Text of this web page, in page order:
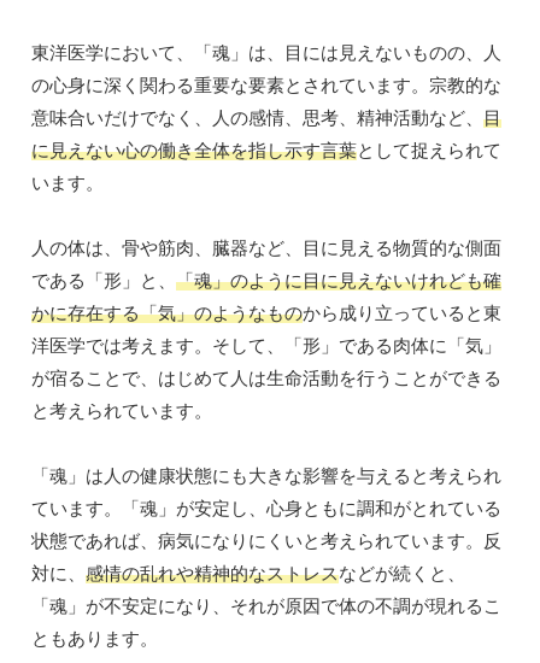
東洋医学において、「魂」は、目には見えないものの、人
の心身に深く関わる重要な要素とされています。宗教的な
意味合いだけでなく、人の感情、思考、精神活動など、 目
に見えない心の働き全体を指し示す言葉として捉えられて
います。
人の体は、骨や筋肉、臓器など、目に見える物質的な側面
である「形」と、 「魂」のように目に見えないけれども確
かに存在する「気」のようなものから成り立っていると東
洋医学では考えます。そして、「形」である肉体に「気」
が宿ることで、はじめて人は生命活動を行うことができる
と考えられています。
「魂」は人の健康状態にも大きな影響を与えると考えられ
ています。「魂」が安定し、心身ともに調和がとれている
状態であれば、病気になりにくいと考えられています。反
対に、 感情の乱れや精神的なストレスなどが続くと、
「魂」が不安定になり、それが原因で体の不調が現れるこ
ともあります。